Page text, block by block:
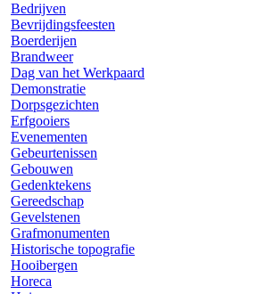
Bedrijven
Bevrijdingsfeesten
Boerderijen
Brandweer
Dag van het Werkpaard
Demonstratie
Dorpsgezichten
Erfgooiers
Evenementen
Gebeurtenissen
Gebouwen
Gedenktekens
Gereedschap
Gevelstenen
Grafmonumenten
Historische topografie
Hooibergen
Horeca